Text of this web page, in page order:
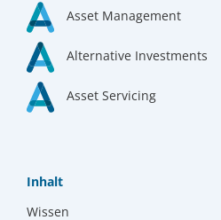
Asset Management
Alternative Investments
Asset Servicing
Inhalt
Wissen